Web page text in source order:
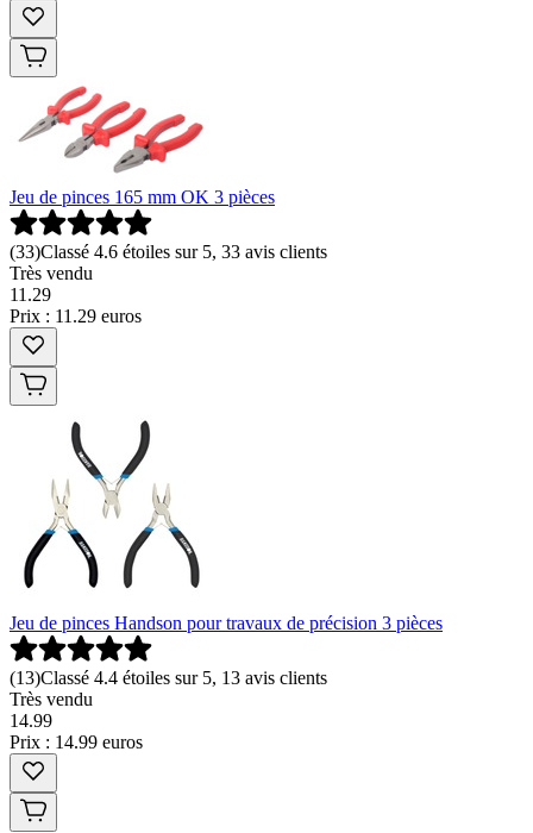
Jeu de pinces 165 mm OK 3 pièces
(33)Classé 4.6 étoiles sur 5, 33 avis clients
Très vendu
11 .29
Prix : 11.29 euros
Jeu de pinces Handson pour travaux de précision 3 pièces
(13)Classé 4.4 étoiles sur 5, 13 avis clients
Très vendu
14.99
Prix : 14.99 euros